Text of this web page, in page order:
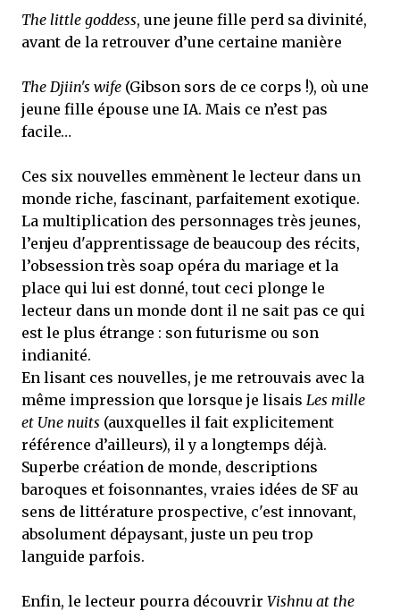
The little goddess, une jeune fille perd sa divinité,
avant de la retrouver d’une certaine manière
The Djiin's wife (Gibson sors de ce corps !), où une
jeune fille épouse une IA. Mais ce n’est pas
facile…
Ces six nouvelles emmènent le lecteur dans un
monde riche, fascinant, parfaitement exotique.
La multiplication des personnages très jeunes,
l’enjeu d'apprentissage de beaucoup des récits,
l’obsession très soap opéra du mariage et la
place qui lui est donné, tout ceci plonge le
lecteur dans un monde dont il ne sait pas ce qui
est le plus étrange : son futurisme ou son
indianité.
En lisant ces nouvelles, je me retrouvais avec la
même impression que lorsque je lisais Les mille
et Une nuits (auxquelles il fait explicitement
référence d’ailleurs), il y a longtemps déjà.
Superbe création de monde, descriptions
baroques et foisonnantes, vraies idées de SF au
sens de littérature prospective, c'est innovant,
absolument dépaysant, juste un peu trop
languide parfois.
Enfin, le lecteur pourra découvrir Vishnu at the